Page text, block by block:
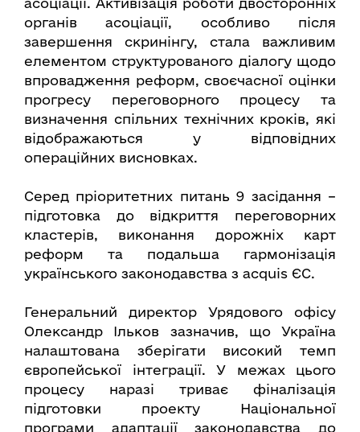
органів асоціації, особливо після
завершення скринінгу, стала важливим
елементом структурованого діалогу щодо
впровадження реформ, своєчасної оцінки
прогресу переговорного процесу та
визначення спільних технічних кроків, які
відображаються у відповідних
операційних висновках.
Серед пріоритетних питань 9 засідання –
підготовка до відкриття переговорних
кластерів, виконання дорожніх карт
реформ та подальша гармонізація
українського законодавства з acquis ЄС.
Генеральний директор Урядового офісу
Олександр Ільков зазначив, що Україна
налаштована зберігати високий темп
європейської інтеграції. У межах цього
процесу наразі триває фіналізація
підготовки проекту Національної
програми адаптації законодавства до